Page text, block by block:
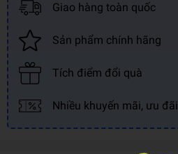
Giao hàng toàn quốc
Sản phẩm chính hãng
Tích điểm đổi quà
Nhiều khuyến mãi, ưu đãi